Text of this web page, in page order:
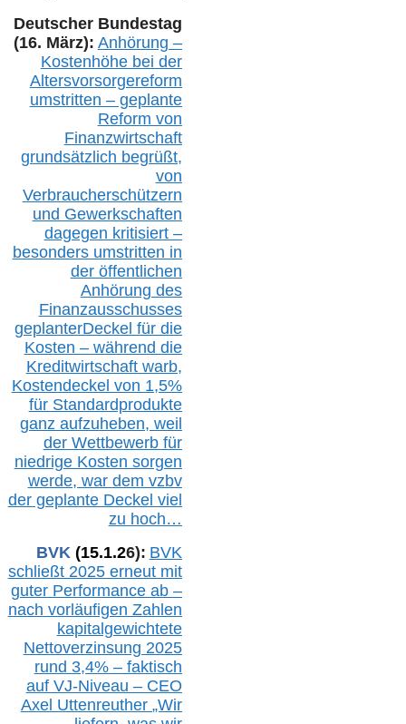
Deutscher Bundestag
(16. März): Anhörung –
Kostenhöhe bei der
Altersvorsorgereform
umstritten – geplante
Reform von
Finanzwirtschaft
grundsätzlich begrüßt,
von
Verbraucherschützern
und Gewerkschaften
dagegen kritisiert –
besonders umstritten in
der öffentlichen
Anhörung des
Finanzausschusses
geplanterDeckel für die
Kosten – während die
Kreditwirtschaft warb,
Kostendeckel von 1,5%
für Standardprodukte
ganz aufzuheben, weil
der Wettbewerb für
niedrige Kosten sorgen
werde, war dem vzbv
der geplante Deckel viel
zu hoch…
BVK (15.1.26): BVK
schließt 2025 erneut mit
guter Performance ab –
nach vorläufigen Zahlen
kapitalgewichtete
Nettoverzinsung 2025
rund 3,4% – faktisch
auf VJ-Niveau – CEO
Axel Uttenreuther „Wir